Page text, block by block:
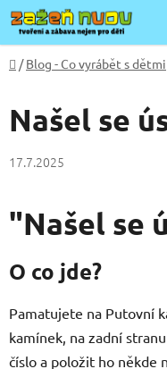
Přejít
na
obsah
Domů
/ Blog - Co vyrábět s dětmi
Našel se
17.7.2025
"Našel se
O co jde?
Pamatujete na Putovní
kamínek, na zadní
číslo a položit ho někde